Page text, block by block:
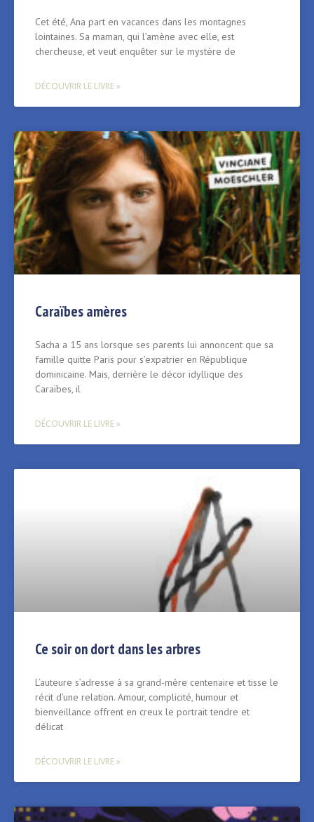
Cet été, Ana part en vacances dans les montagnes
lointaines. Sa maman, qui l’amène avec elle, est
chercheuse, et veut enquêter sur le mystère de
DÉCOUVRIR LE LIVRE »
Caraïbes amères
Sacha a 15 ans lorsque ses parents lui annoncent que sa
famille quitte Paris pour s’expatrier en République
dominicaine. Mais, derrière le décor idyllique des
Caraïbes, il
DÉCOUVRIR LE LIVRE »
Ce soir on dort dans les arbres
L’auteure s’adresse à sa grand-mère centenaire et tisse le
récit d’une relation. Amour, complicité, humour et
bienveillance offrent en creux le portrait tendre et
délicat
DÉCOUVRIR LE LIVRE »